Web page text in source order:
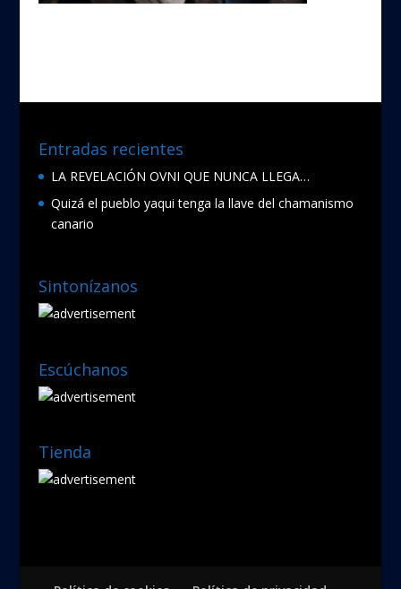
Entradas recientes
LA REVELACIÓN OVNI QUE NUNCA LLEGA…
Quizá el pueblo yaqui tenga la llave del chamanismo
canario
Sintonízanos
Escúchanos
Tienda